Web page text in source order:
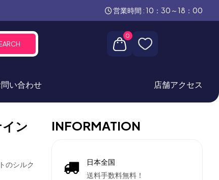
営業時間 : 10：30～18：00
0
い合わせ 店舗アクセス
ン
のシルク
INFORMATION
日本全国
送料手数料無料！